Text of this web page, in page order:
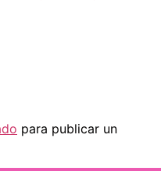
para publicar un